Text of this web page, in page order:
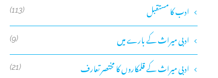
ادب کا مستقبل
(113)
ادبی میراث کے بارے میں (9)
ادبی میراث کے قلمکاروں کا مختصر تعارف (21)